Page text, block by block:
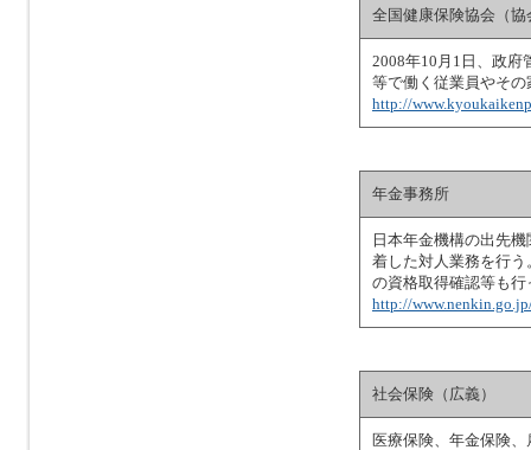
全国健康保険協会（協
2008年10月1日、政府
等で働く従業員やそ
http://
年金事務所
日本年金機構の出先
着した対人業務を行
の資格取得確認等も行
http://
社会保険（広義）
医療保険、年金保険